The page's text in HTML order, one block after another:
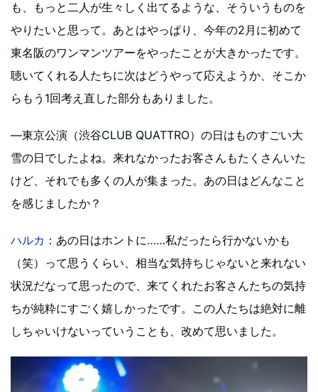
も、もっと二人が生々しく出てるような、そういうものを
やりたいと思って。あとはやっぱり、今年の2月に初めて
東名阪のワンマンツアーをやったことが大きかったです。
聴いてくれる人たちに次はどうやって応えようか、そこか
らもう1回考え直した部分もありました。
―東京公演（渋谷CLUB QUATTRO）の日はものすごい大
雪の日でしたよね。来れなかったお客さんもたくさんいた
けど、それでも多くの人が集まった。あの日はどんなこと
を感じましたか？
ハルカ ：あの日はホントに……私だったら行かないかも
（笑）って思うくらい、相当な気持ちじゃないと来れない
状況だなって思ったので、来てくれたお客さんたちの気持
ちが純粋にすごく嬉しかったです。この人たちは絶対に離
しちゃいけないっていうことも、改めて思いました。